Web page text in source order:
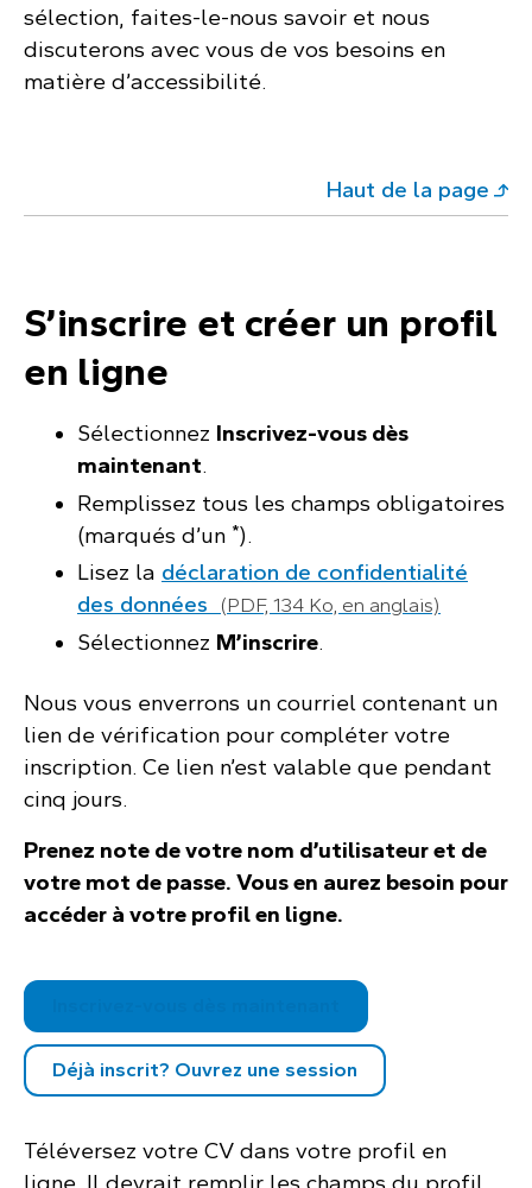
sélection, faites-le-nous savoir et nous
discuterons avec vous de vos besoins en
matière d’accessibilité.
Haut de la page
S’inscrire et créer un profil
en ligne
Sélectionnez Inscrivez-vous dès
maintenant.
Remplissez tous les champs obligatoires
(marqués d’un *).
Lisez la déclaration de confidentialité
des données
(PDF, 134 Ko, en anglais)
Sélectionnez M’inscrire.
Nous vous enverrons un courriel contenant un
lien de vérification pour compléter votre
inscription. Ce lien n’est valable que pendant
cinq jours.
Prenez note de votre nom d’utilisateur et de
votre mot de passe. Vous en aurez besoin pour
accéder à votre profil en ligne.
.
Déjà inscrit? Ouvrez une session
Téléversez votre CV dans votre profil en